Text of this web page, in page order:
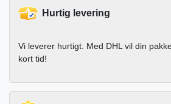
Hurtig levering
Vi leverer hurtigt. Med DHL vil din
kort tid!